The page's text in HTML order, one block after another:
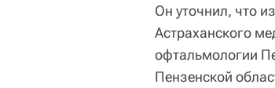
Он уточнил, что
Астраханского
офтальмологии
Пензенской